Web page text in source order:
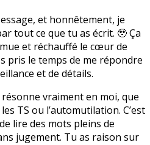
et honnêtement, je
tout ce que tu as écrit. 🥹 Ça
et réchauffé le cœur de
pris le temps de me répondre
et de détails.
vraiment en moi, que
TS ou l’automutilation. C’est
lire des mots pleins de
jugement. Tu as raison sur